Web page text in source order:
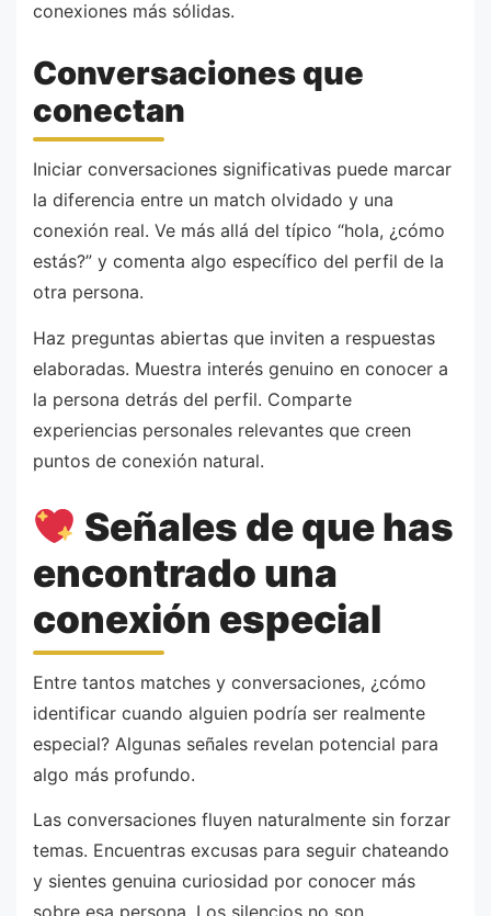
conexiones más sólidas.
Conversaciones que
conectan
Iniciar conversaciones significativas puede marcar
la diferencia entre un match olvidado y una
conexión real. Ve más allá del típico “hola, ¿cómo
estás?” y comenta algo específico del perfil de la
otra persona.
Haz preguntas abiertas que inviten a respuestas
elaboradas. Muestra interés genuino en conocer a
la persona detrás del perfil. Comparte
experiencias personales relevantes que creen
puntos de conexión natural.
Señales de que has
encontrado una
conexión especial
Entre tantos matches y conversaciones, ¿cómo
identificar cuando alguien podría ser realmente
especial? Algunas señales revelan potencial para
algo más profundo.
Las conversaciones fluyen naturalmente sin forzar
temas. Encuentras excusas para seguir chateando
y sientes genuina curiosidad por conocer más